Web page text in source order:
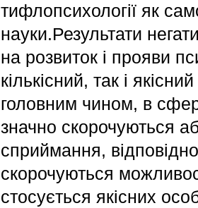
тифлопсихології як
науки.Результати
на розвиток і прояви
кількісний, так і
головним чином, в
значно скорочуються
сприймання,
скорочуються
стосується якісних